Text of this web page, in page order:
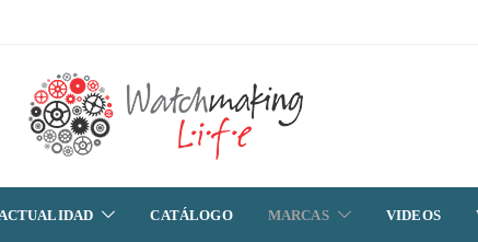
ACTUALIDAD CATÁLOGO MARCAS VIDEOS